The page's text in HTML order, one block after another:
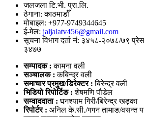
जलजला टि.भी. प्रा.लि.
ठेगाना: काठमाडौँ
मोबाइल: +977-9749344645
ई-मेल: jaljalatv456@gmail.com
सूचना विभाग दर्ता नं: ३४५८-२०७८/७९
३४७७
सम्पादक :कामना वली
सञ्‍चालक : कबिन्द्र वली
समाचार प्रमुख/डिरेक्टर :बिरेन्द्र वली
भिडियो रिपोर्टिङ : शेषमणि पौडेल
सम्वाददाता :घनश्याम गिरी/बिरेन्द्र खड्का
रिपोर्टर : अनिल के.सी./गगन तामाङ/वसन्त